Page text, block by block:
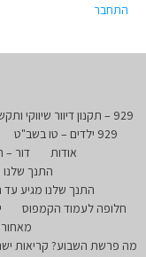
התחבר
929 – תקנון דיוור שיווקי ותקשורת דיגיטלית
929 ילדים – טו בשב"ט
אודות
דור –
התנך שלנו
התנך שלנו מגיע עד
חלופה לעמוד הקמפוס
מה פרשת השבוע? קריאות